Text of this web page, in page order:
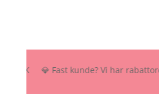
💎 Fast kunde? Vi har